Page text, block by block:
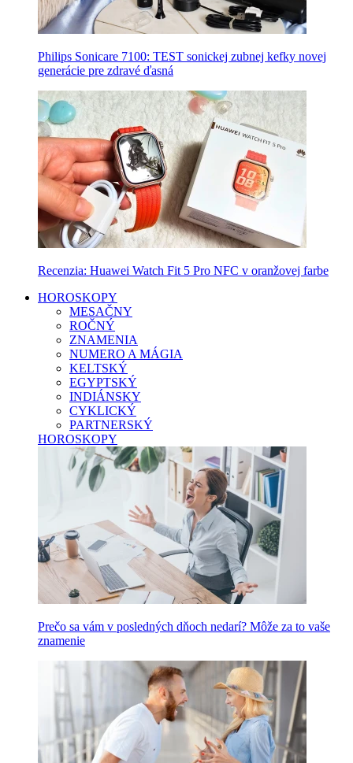
Philips Sonicare 7100: TEST sonickej zubnej kefky novej
generácie pre zdravé ďasná
Recenzia: Huawei Watch Fit 5 Pro NFC v oranžovej farbe
HOROSKOPY
MESAČNY
ROČNÝ
ZNAMENIA
NUMERO A MÁGIA
KELTSKÝ
EGYPTSKÝ
INDIÁNSKY
CYKLICKÝ
PARTNERSKÝ
HOROSKOPY
Prečo sa vám v posledných dňoch nedarí? Môže za to vaše
znamenie